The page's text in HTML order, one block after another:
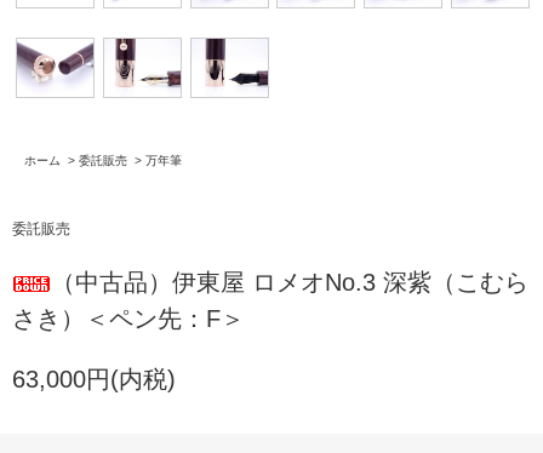
ホーム > 委託販売 > 万年筆
委託販売
（中古品）伊東屋 ロメオNo.3 深紫（こむら
さき）＜ペン先：F＞
63,000円(内税)